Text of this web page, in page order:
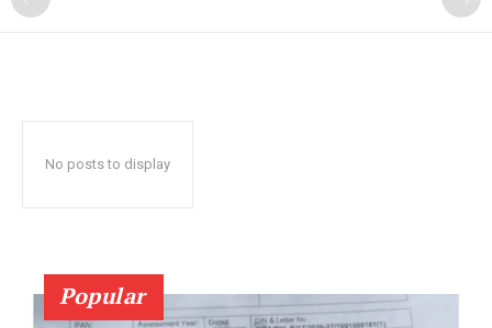
No posts to display
Popular